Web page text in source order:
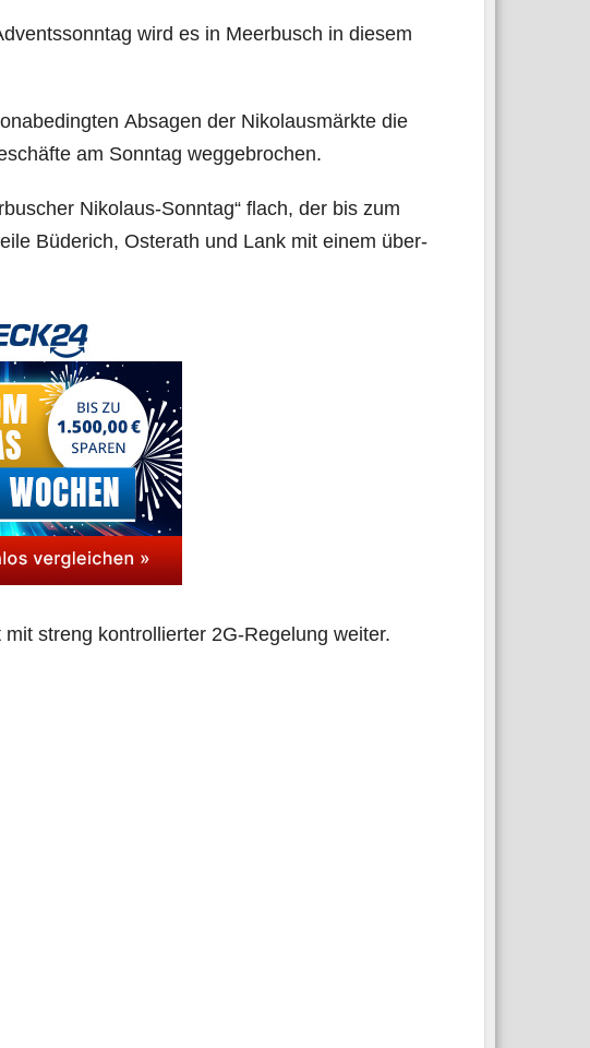
wird es in Meer­busch in die­sem
Absa­gen der Niko­laus­märk­te die
am Sonn­tag weggebrochen.
Niko­laus-Sonn­tag“ flach, der bis zum
Büde­rich, Oste­rath und Lank mit einem über­
streng kon­trol­lier­ter 2G-Rege­lung weiter.